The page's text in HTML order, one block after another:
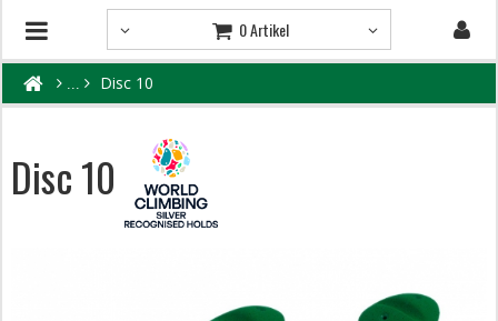
0 Artikel
Disc 10
Disc 10